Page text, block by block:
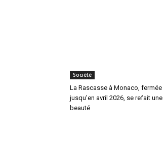
Société
La Rascasse à Monaco, fermée
jusqu’en avril 2026, se refait une
beauté